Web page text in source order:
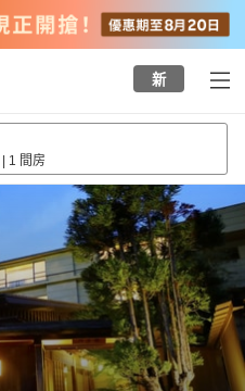
新
| 1 間房